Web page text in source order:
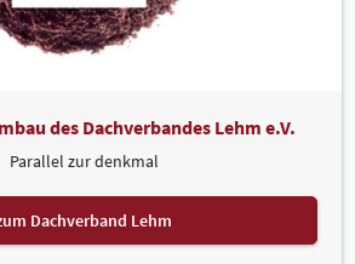
des Dachverbandes Lehm e.V.
Parallel zur denkmal
Dachverband Lehm